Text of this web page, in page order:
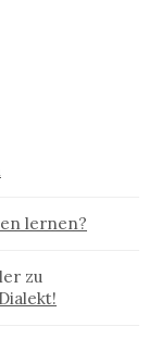
lernen?
zu